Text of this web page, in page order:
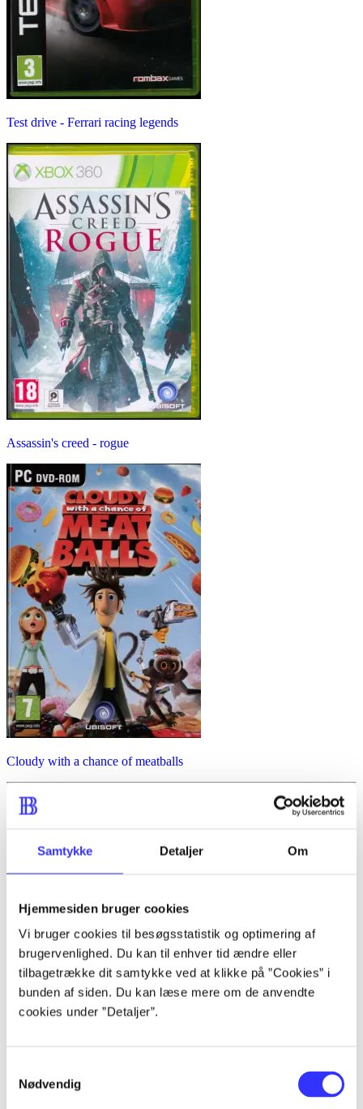
Samtykke Detaljer Om
Hjemmesiden bruger cookies
Vi bruger cookies til besøgsstatistik og optimering af
brugervenlighed. Du kan til enhver tid ændre eller
tilbagetrække dit samtykke ved at klikke på ”Cookies” i
bunden af siden. Du kan læse mere om de anvendte
cookies under ”Detaljer”.
Nødvendig
Test drive - Ferrari racing legends
Assassin's creed - rogue
Cloudy with a chance of meatballs
Anmeldelser (3)
Bibliotekernes vurdering
af
Henrik Schou
d. 9. mar. 2012
Street fighter, nok primært drenge, fra
omkring 12 år og op. Sproget er engelsk.